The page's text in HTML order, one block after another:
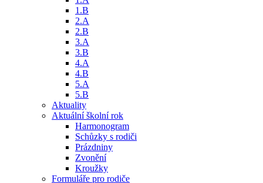
1.B
2.A
2.B
3.A
3.B
4.A
4.B
5.A
5.B
Aktuality
Aktuální školní rok
Harmonogram
Schůzky s rodiči
Prázdniny
Zvonění
Kroužky
Formuláře pro rodiče